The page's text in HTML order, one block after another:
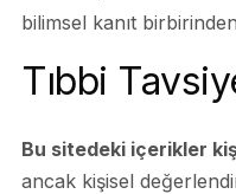
bilimsel kanıt
Tıbbi
Bu sitedeki içerikler
ancak kişisel